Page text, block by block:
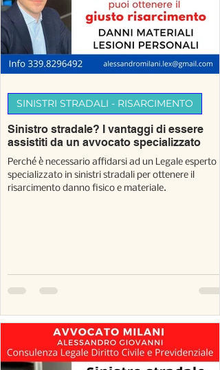
Sinistro stradale? I vantaggi di essere
assistiti da un avvocato specializzato
Perché è necessario affidarsi ad un Legale esperto
specializzato in sinistri stradali per ottenere il
risarcimento danno fisico e materiale.
SINISTRI STRADALI - RISARCIMENTO